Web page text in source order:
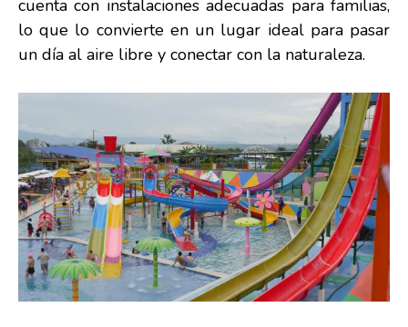
cuenta con instalaciones adecuadas para familias,
lo que lo convierte en un lugar ideal para pasar
un día al aire libre y conectar con la naturaleza.